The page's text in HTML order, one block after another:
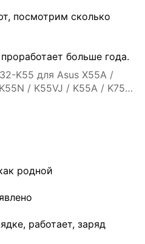
посмотрим сколько
больше года.
K55 для Asus X55A /
/ K55VJ / K55A / K75VJ
A55 / K75VM / K45 -
родной
работает, заряд